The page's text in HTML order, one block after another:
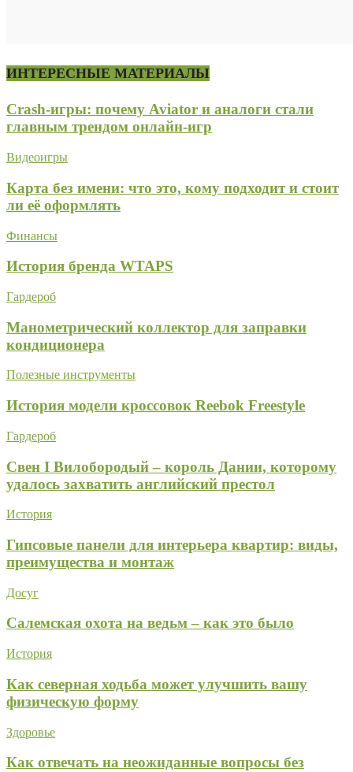
ИНТЕРЕСНЫЕ МАТЕРИАЛЫ
Crash-игры: почему Aviator и аналоги стали
главным трендом онлайн-игр
Видеоигры
Карта без имени: что это, кому подходит и стоит
ли её оформлять
Финансы
История бренда WTAPS
Гардероб
Манометрический коллектор для заправки
кондиционера
Полезные инструменты
История модели кроссовок Reebok Freestyle
Гардероб
Свен I Вилобородый – король Дании, которому
удалось захватить английский престол
История
Гипсовые панели для интерьера квартир: виды,
преимущества и монтаж
Досуг
Салемская охота на ведьм – как это было
История
Как северная ходьба может улучшить вашу
физическую форму
Здоровье
Как отвечать на неожиданные вопросы без